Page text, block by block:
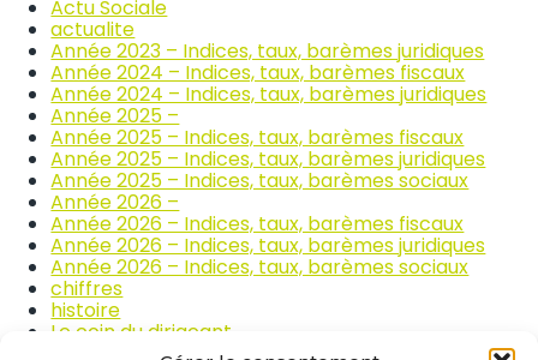
l
a
r
p
a
r
t
i
o
u
r
i
x
d
e
s
p
r
o
d
u
i
s
Actu Sociale
actualite
Année 2023 – Indices, taux, barèmes juridiques
Année 2024 – Indices, taux, barèmes fiscaux
Année 2024 – Indices, taux, barèmes juridiques
Année 2025 –
Année 2025 – Indices, taux, barèmes fiscaux
Année 2025 – Indices, taux, barèmes juridiques
Année 2025 – Indices, taux, barèmes sociaux
Année 2026 –
Année 2026 – Indices, taux, barèmes fiscaux
Année 2026 – Indices, taux, barèmes juridiques
Année 2026 – Indices, taux, barèmes sociaux
chiffres
histoire
Le coin du dirigeant